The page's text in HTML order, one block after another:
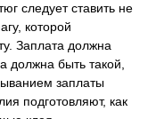
следует ставить не
которой
Заплата должна
должна быть такой,
заплаты
подготовляют, как